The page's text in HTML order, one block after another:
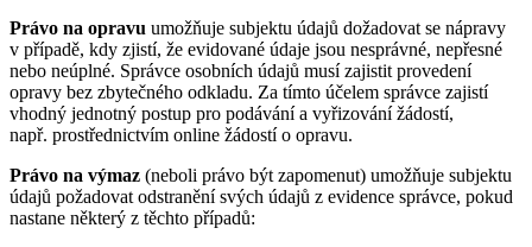
Právo na opravu umožňuje subjektu údajů dožadovat se nápravy
v případě, kdy zjistí, že evidované údaje jsou nesprávné, nepřesné
nebo neúplné. Správce osobních údajů musí zajistit provedení
opravy bez zbytečného odkladu. Za tímto účelem správce zajistí
vhodný jednotný postup pro podávání a vyřizování žádostí,
např. prostřednictvím online žádostí o opravu.
Právo na výmaz (neboli právo být zapomenut) umožňuje subjektu
údajů požadovat odstranění svých údajů z evidence správce, pokud
nastane některý z těchto případů: